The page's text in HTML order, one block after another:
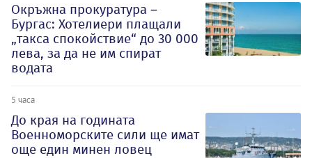
Окръжна прокуратура –
Бургас: Хотелиери плащали
„такса спокойствие“ до 30 000
лева, за да не им спират
водата
5 часа
До края на годината
Военноморските сили ще имат
още един минен ловец